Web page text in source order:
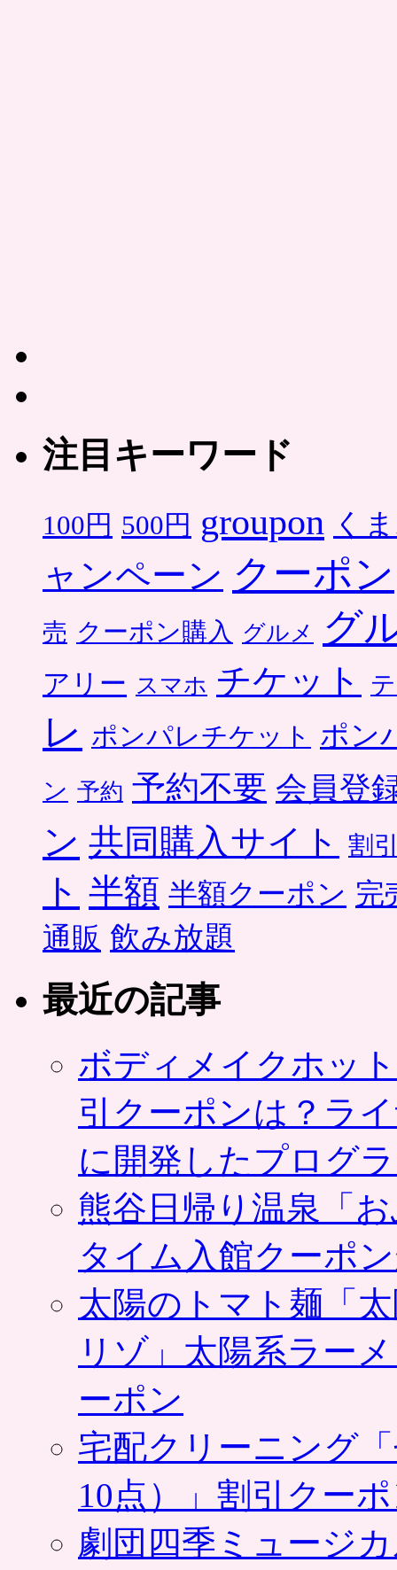
注目キーワード
100円 500円 groupon く
ャンペーン クーポン
売 クーポン購入 グルメ グ
アリー スマホ チケット
レ ポンパレチケット ポン
ン 予約 予約不要 会員登
ン 共同購入サイト 割
ト 半額 半額クーポン 完
通販 飲み放題
最近の記事
ボディメイクホッ
引クーポンは？ラ
に開発したプログ
熊谷日帰り温泉「
タイム入館クーポ
太陽のトマト麺「
リゾ」太陽系ラー
ーポン
宅配クリーニング
10点）」割引クー
劇団四季ミュージ